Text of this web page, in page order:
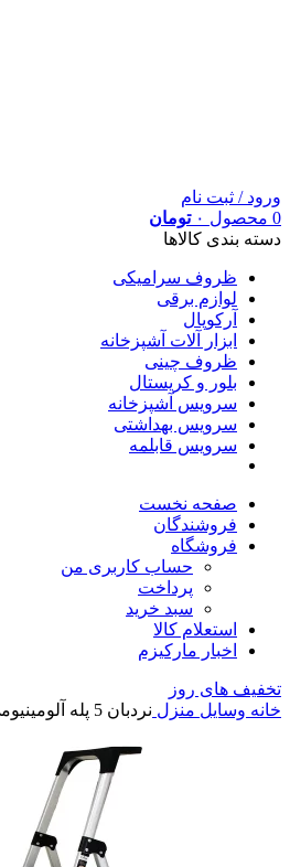
ورود / ثبت نام
0 محصول ۰ تومان
دسته بندی کالاها
ظروف سرامیکی
لوازم برقی
آرکوپال
ابزار آلات آشپزخانه
ظروف چینی
بلور و کریستال
سرویس آشپزخانه
سرویس بهداشتی
سرویس قابلمه
صفحه نخست
فروشندگان
فروشگاه
حساب کاربری من
پرداخت
سبد خرید
استعلام کالا
اخبار مارکیزم
تخفیف های روز
خانه وسایل منزل نردبان 5 پله آلومینیومی یونیک